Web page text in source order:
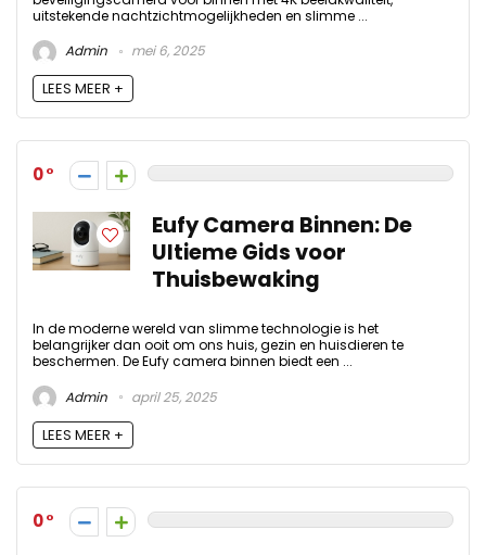
uitstekende nachtzichtmogelijkheden en slimme ...
Admin
mei 6, 2025
LEES MEER +
0
Eufy Camera Binnen: De
Ultieme Gids voor
Thuisbewaking
In de moderne wereld van slimme technologie is het
belangrijker dan ooit om ons huis, gezin en huisdieren te
beschermen. De Eufy camera binnen biedt een ...
Admin
april 25, 2025
LEES MEER +
0